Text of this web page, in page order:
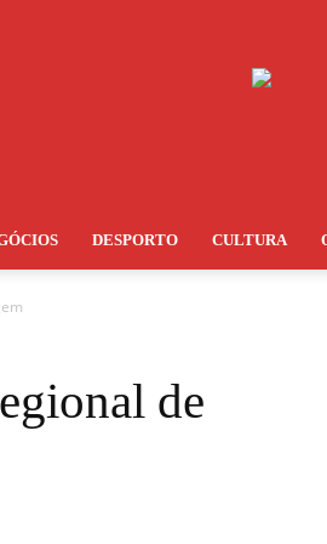
DESPORTO CULTURA
de